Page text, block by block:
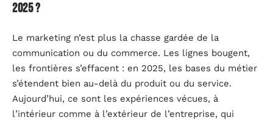
2025 ?
Le marketing n’est plus la chasse gardée de la
communication ou du commerce. Les lignes bougent,
les frontières s’effacent : en 2025, les bases du métier
s’étendent bien au-delà du produit ou du service.
Aujourd’hui, ce sont les expériences vécues, à
l’intérieur comme à l’extérieur de l’entreprise, qui